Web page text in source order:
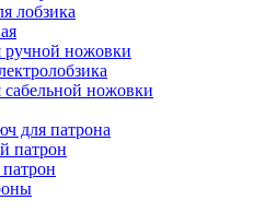
лобзика
ручной ножовки
ножовки
для патрона
патрон